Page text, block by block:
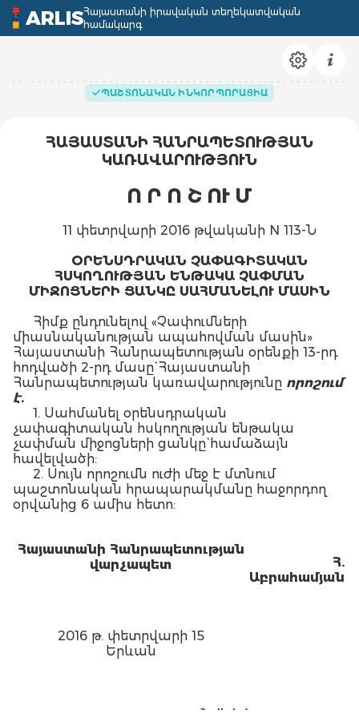
ARLISՀայաստանի իրավական տեղեկատվական
համակարգ
ՊԱՇՏՈՆԱԿԱՆ ԻՆԿՈՐՊՈՐԱՑԻԱ
ՀԱՅԱՍՏԱՆԻ ՀԱՆՐԱՊԵՏՈՒԹՅԱՆ
ԿԱՌԱՎԱՐՈՒԹՅՈՒՆ
Ո Ր Ո Շ ՈՒ Մ
11 փետրվարի 2016 թվականի N 113-Ն
ՕՐԵՆՍԴՐԱԿԱՆ ՉԱՓԱԳԻՏԱԿԱՆ
ՀՍԿՈՂՈՒԹՅԱՆ ԵՆԹԱԿԱ ՉԱՓՄԱՆ
ՄԻՋՈՑՆԵՐԻ ՑԱՆԿԸ ՍԱՀՄԱՆԵԼՈՒ ՄԱՍԻՆ
Հիմք ընդունելով «Չափումների
միասնականության ապահովման մասին»
Հայաստանի Հանրապետության օրենքի 13-րդ
հոդվածի 2-րդ մասը` Հայաստանի
Հանրապետության կառավարությունը որոշում
է.
1. Սահմանել օրենսդրական
չափագիտական հսկողության ենթակա
չափման միջոցների ցանկը` համաձայն
հավելվածի:
2. Սույն որոշումն ուժի մեջ է մտնում
պաշտոնական հրապարակմանը հաջորդող
օրվանից 6 ամիս հետո:
Հայաստանի Հանրապետության
վարչապետ
Հ.
Աբրահամյան
2016 թ. փետրվարի 15
Երևան
Հավելված